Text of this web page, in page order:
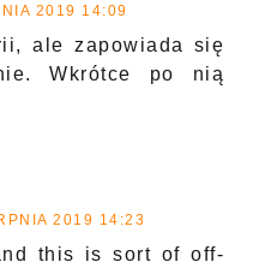
2019 14:09
ale zapowiada się
Wkrótce po nią
2019 14:23
this is sort of off-